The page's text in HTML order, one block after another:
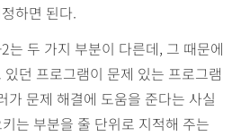
하면 된다.
는 두 가지 부분이 다른데, 그 때문에
던 프로그램이 문제 있는 프로그램
가 문제 해결에 도움을 준다는 사실
는 부분을 줄 단위로 지적해 주는